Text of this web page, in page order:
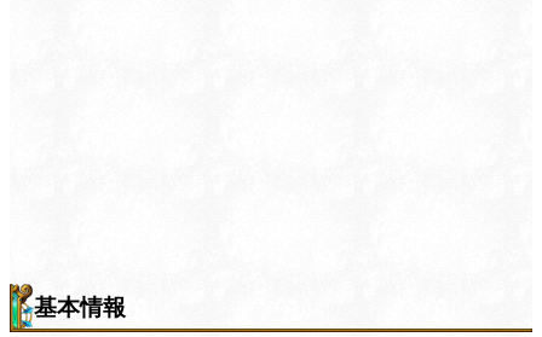
基本情報